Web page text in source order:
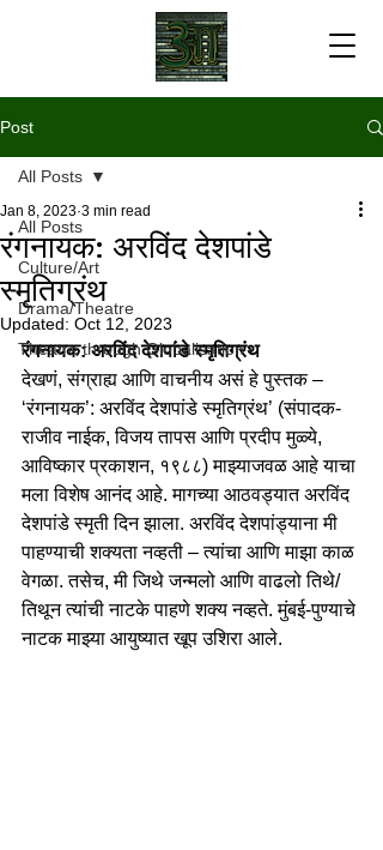
Post
All Posts
Culture/Art
Drama/Theatre
Theatre through Globalisation
All Posts
रंगनायक: अरविंद देशपांडे
स्मृतिग्रंथ
Jan 8, 2023 3 min read
Updated: Oct 12, 2023
रंगनायक: अरविंद देशपांडे स्मृतिग्रंथ
देखणं, संग्राह्य आणि वाचनीय असं हे पुस्तक –
‘रंगनायक’: अरविंद देशपांडे स्मृतिग्रंथ’ (संपादक-
राजीव नाईक, विजय तापस आणि प्रदीप मुळ्ये,
आविष्कार प्रकाशन, १९८८) माझ्याजवळ आहे याचा
मला विशेष आनंद आहे. मागच्या आठवड्यात अरविंद
देशपांडे स्मृती दिन झाला. अरविंद देशपांड्याना मी
पाहण्याची शक्यता नव्हती – त्यांचा आणि माझा काळ
वेगळा. तसेच, मी जिथे जन्मलो आणि वाढलो तिथे/
तिथून त्यांची नाटके पाहणे शक्य नव्हते. मुंबई-पुण्याचे
नाटक माझ्या आयुष्यात खूप उशिरा आले.